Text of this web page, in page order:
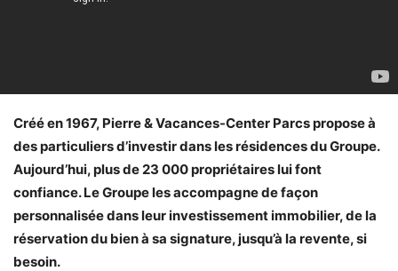
Créé en 1967, Pierre & Vacances-Center Parcs propose à
des particuliers d’investir dans les résidences du Groupe.
Aujourd’hui, plus de 23 000 propriétaires lui font
confiance. Le Groupe les accompagne de façon
personnalisée dans leur investissement immobilier, de la
réservation du bien à sa signature, jusqu’à la revente, si
besoin.